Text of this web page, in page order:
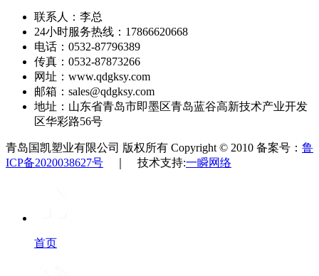
联系人：李总
24小时服务热线：17866620668
电话：0532-87796389
传真：0532-87873266
网址：www.qdgksy.com
邮箱：sales@qdgksy.com
地址：山东省青岛市即墨区青岛蓝谷高新技术产业开发
区华彩路56号
青岛国凯塑业有限公司 版权所有 Copyright © 2010 备案号： 鲁
ICP备2020038627号 ｜ 技术支持:一瞬网络
首页